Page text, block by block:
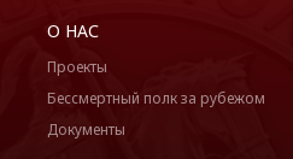
О НАС
Проекты
Бессмертный полк за рубежом
Документы